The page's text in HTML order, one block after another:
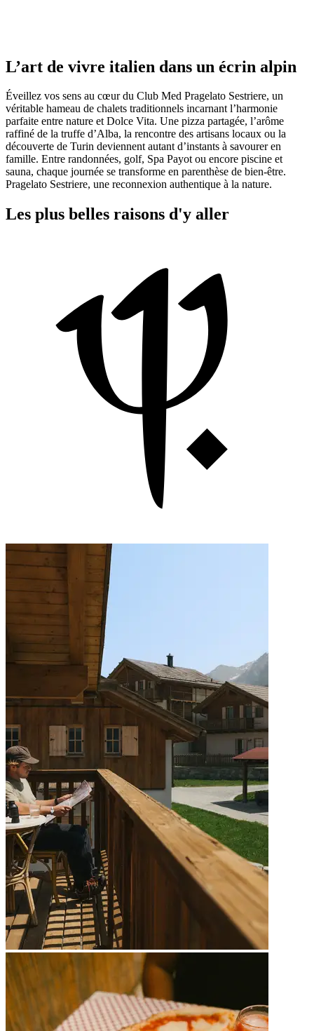
L’art de vivre italien dans un écrin alpin
Éveillez vos sens au cœur du Club Med Pragelato Sestriere, un
véritable hameau de chalets traditionnels incarnant l’harmonie
parfaite entre nature et Dolce Vita. Une pizza partagée, l’arôme
raffiné de la truffe d’Alba, la rencontre des artisans locaux ou la
découverte de Turin deviennent autant d’instants à savourer en
famille. Entre randonnées, golf, Spa Payot ou encore piscine et
sauna, chaque journée se transforme en parenthèse de bien-être.
Pragelato Sestriere, une reconnexion authentique à la nature.
Les plus belles raisons d'y aller